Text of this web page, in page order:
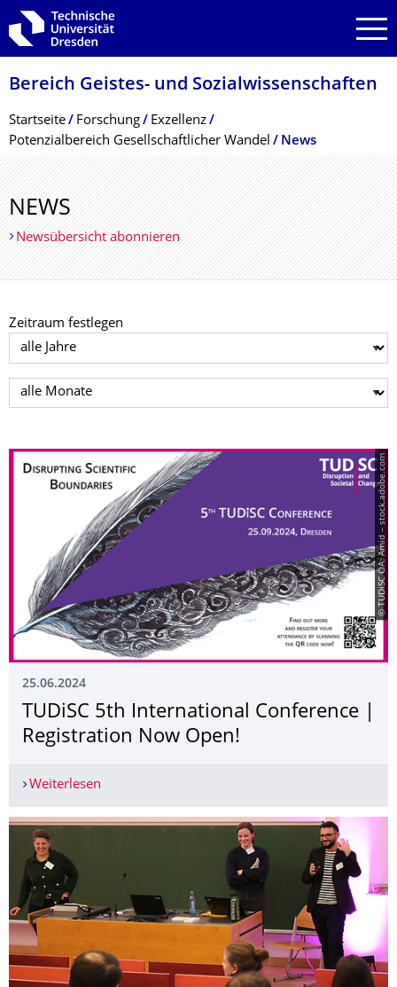
Zur Hauptnavigation springen
Zur Suche springen
Zum Inhalt springen
Bereich Geistes- und Sozialwissenschaf­ten
Breadcrumb-Menü
Startseite Forschung
Exzellenz
Potenzialbereich Gesellschaftlicher Wandel
News
NEWS
Newsübersicht abonnieren
Zeitraum festlegen
Jahr auswählen
Monat auswählen
© TUDiSC ÖA: Amid – stock.adobe.com
25.06.2024
TUDiSC 5th International Conference |
Registration Now Open!
Weiterlesen